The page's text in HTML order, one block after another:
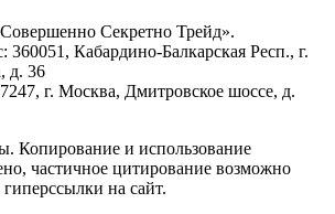
Секретно Трейд».
Кабардино-Балкарская Респ., г.
д. 36
г. Москва, Дмитровское шоссе, д.
Копирование и использование
частичное цитирование возможно
на сайт.